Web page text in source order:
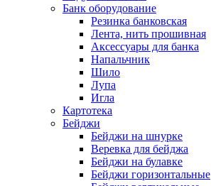
Банк оборудование
Резинка банковская
Лента, нить прошивная
Аксессуары для банка
Напальчник
Шило
Лупа
Игла
Картотека
Бейджи
Бейджи на шнурке
Веревка для бейджа
Бейджи на булавке
Бейджи горизонтальные